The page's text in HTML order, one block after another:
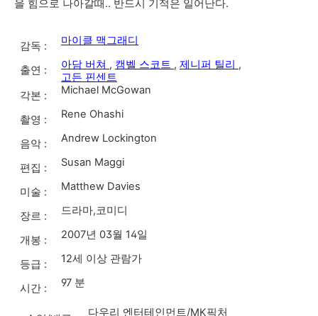
을 힘으로 나아갈때.. 반드시 기적은 일어난다.
감독 : 마이클 맥그래디
출연 : 아담 버쳐 , 캠벨 스코트 , 제니퍼 틸리 ,
고든 핀센트
각본 :
Michael McGowan
촬영 : Rene Ohashi
음악 : Andrew Lockington
편집 : Susan Maggi
미술 : Matthew Davies
장르 : 드라마,코미디
개봉 : 2007년 03월 14일
등급 : 12세 이상 관람가
시간 : 97 분
다우리 엔터테인먼트/MK픽처